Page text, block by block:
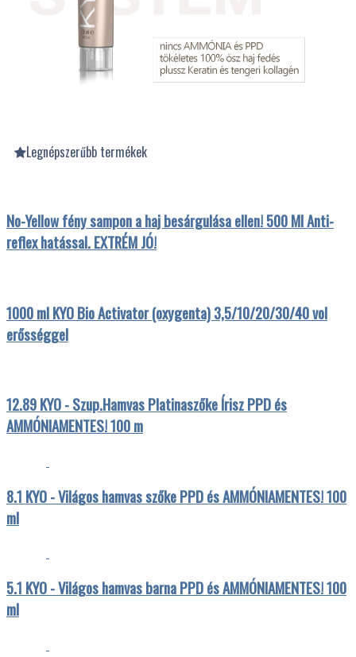
Legnépszerűbb termékek
No-Yellow fény sampon a haj besárgulása ellen! 500 Ml Anti-
reflex hatással. EXTRÉM JÓ!
1000 ml KYO Bio Activator (oxygenta) 3,5/10/20/30/40 vol
erősséggel
12.89 KYO - Szup.Hamvas Platinaszőke Írisz PPD és
AMMÓNIAMENTES! 100 m
8.1 KYO - Világos hamvas szőke PPD és AMMÓNIAMENTES! 100
ml
5.1 KYO - Világos hamvas barna PPD és AMMÓNIAMENTES! 100
ml